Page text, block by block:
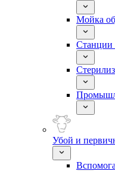
Мойка
Станции
Убой и